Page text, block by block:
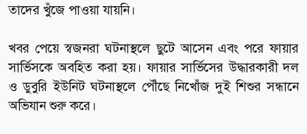
তাদের খুঁজে পাওয়া যায়নি।
খবর পেয়ে স্বজনরা ঘটনাস্থলে ছুটে আসেন এবং পরে ফায়ার
সার্ভিসকে অবহিত করা হয়। ফায়ার সার্ভিসের উদ্ধারকারী দল
ও ডুবুরি ইউনিট ঘটনাস্থলে পৌঁছে নিখোঁজ দুই শিশুর সন্ধানে
অভিযান শুরু করে।